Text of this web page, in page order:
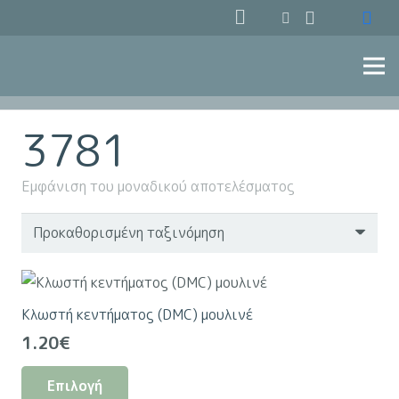
3781
Εμφάνιση του μοναδικού αποτελέσματος
Κλωστή κεντήματος (DMC) μουλινέ
1.20€
Επιλογή